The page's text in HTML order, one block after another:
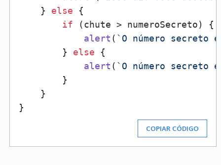
    }
else {
if (chute > numeroSecreto) {
alert ( `O número secreto
        }
else {
alert ( `O número secreto
        }
    }
COPIAR CÓDIGO